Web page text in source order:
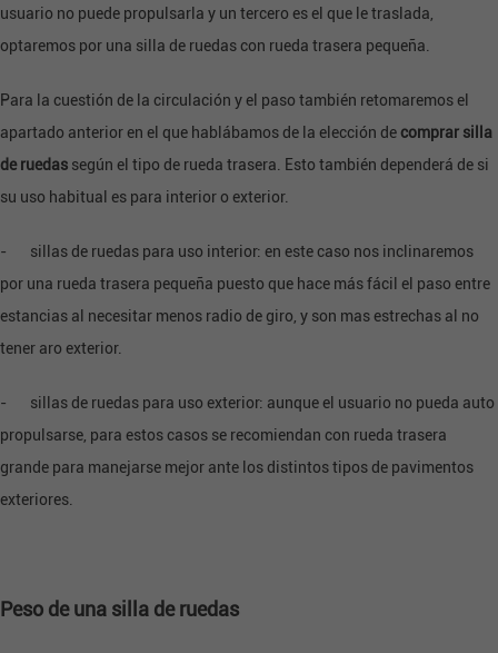
usuario no puede propulsarla y un tercero es el que le traslada,
optaremos por una silla de ruedas con rueda trasera pequeña.
Para la cuestión de la circulación y el paso también retomaremos el
apartado anterior en el que hablábamos de la elección decomprar silla
de ruedas según el tipo de rueda trasera. Esto también dependerá de si
su uso habitual es para interior o exterior.
- sillas de ruedas para uso interior: en este caso nos inclinaremos
por una rueda trasera pequeña puesto que hace más fácil el paso entre
estancias al necesitar menos radio de giro, y son mas estrechas al no
tener aro exterior.
- sillas de ruedas para uso exterior: aunque el usuario no pueda auto
propulsarse, para estos casos se recomiendan con rueda trasera
grande para manejarse mejor ante los distintos tipos de pavimentos
exteriores.
Peso de una silla de ruedas